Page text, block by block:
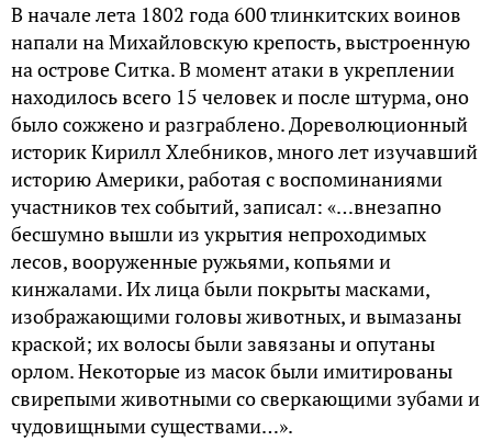
В начале лета 1802 года 600 тлинкитских воинов
напали на Михайловскую крепость, выстроенную
на острове Ситка. В момент атаки в укреплении
находилось всего 15 человек и после штурма, оно
было сожжено и разграблено. Дореволюционный
историк Кирилл Хлебников, много лет изучавший
историю Америки, работая с воспоминаниями
участников тех событий, записал: «…внезапно
бесшумно вышли из укрытия непроходимых
лесов, вооруженные ружьями, копьями и
кинжалами. Их лица были покрыты масками,
изображающими головы животных, и вымазаны
краской; их волосы были завязаны и опутаны
орлом. Некоторые из масок были имитированы
свирепыми животными со сверкающими зубами и
чудовищными существами…».